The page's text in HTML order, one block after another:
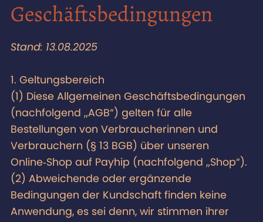
Geschäftsbedingungen
Stand: 13.08.2025
1. Geltungsbereich
(1) Diese Allgemeinen Geschäftsbedingungen
(nachfolgend „AGB“) gelten für alle
Bestellungen von Verbraucherinnen und
Verbrauchern (§ 13 BGB) über unseren
Online‑Shop auf Payhip (nachfolgend „Shop“).
(2) Abweichende oder ergänzende
Bedingungen der Kundschaft finden keine
Anwendung, es sei denn, wir stimmen ihrer